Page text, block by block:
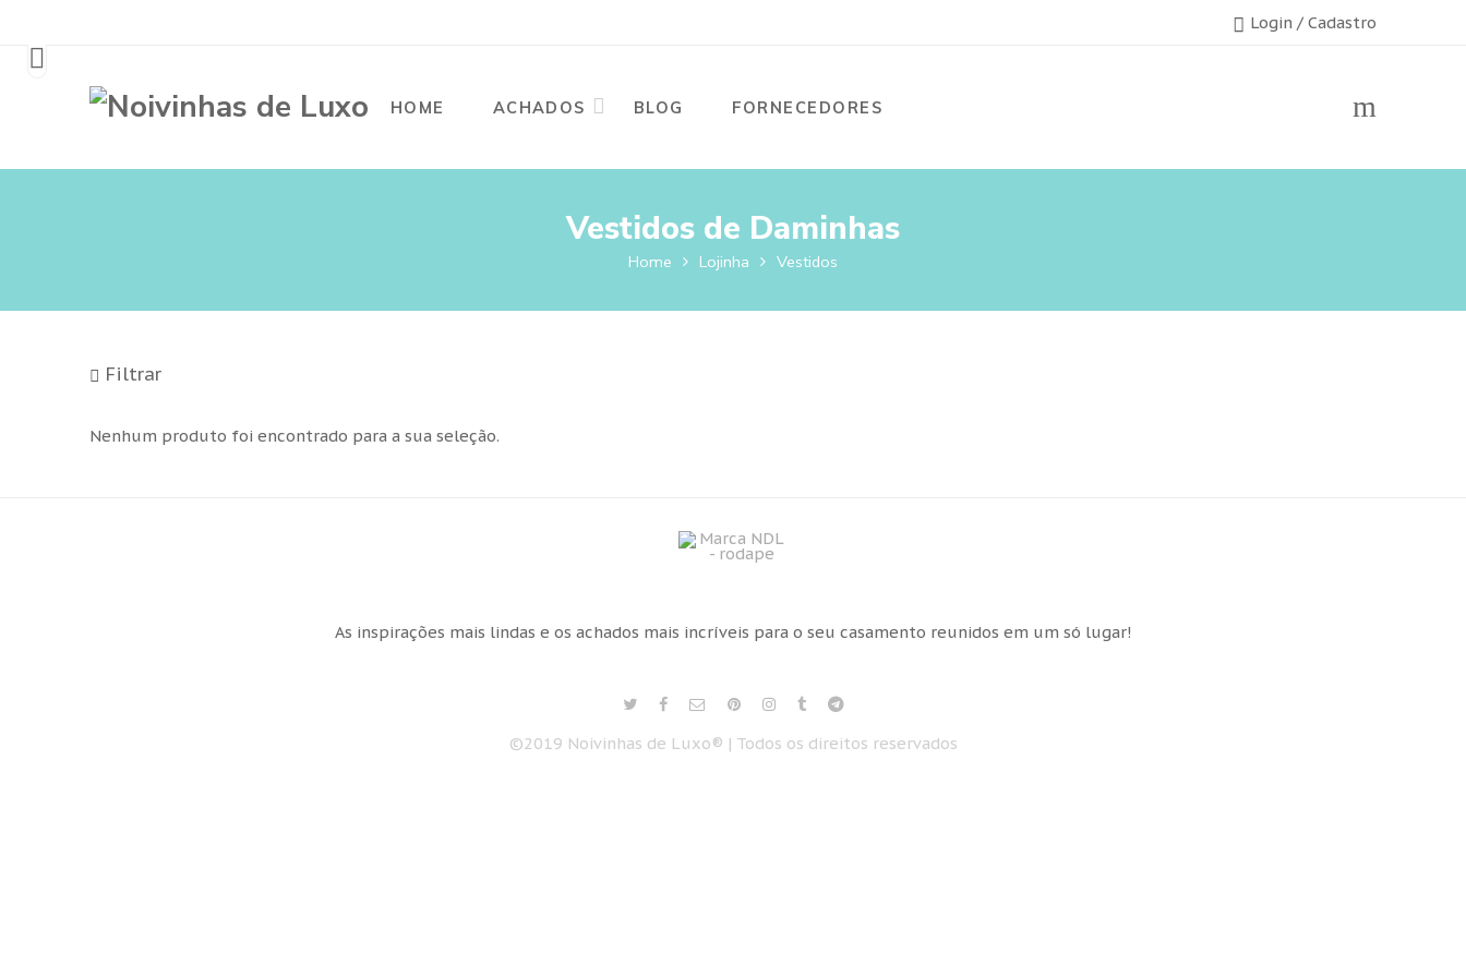
Login / Cadastro
HOME ACHADOS BLOG FORNECEDORES
Vestidos de Daminhas
Home Lojinha Vestidos
Filtrar
Nenhum produto foi encontrado para a sua seleção.
As inspirações mais lindas e os achados mais incríveis para o seu casamento reunidos em um só lugar!
©2019 Noivinhas de Luxo® | Todos os direitos reservados